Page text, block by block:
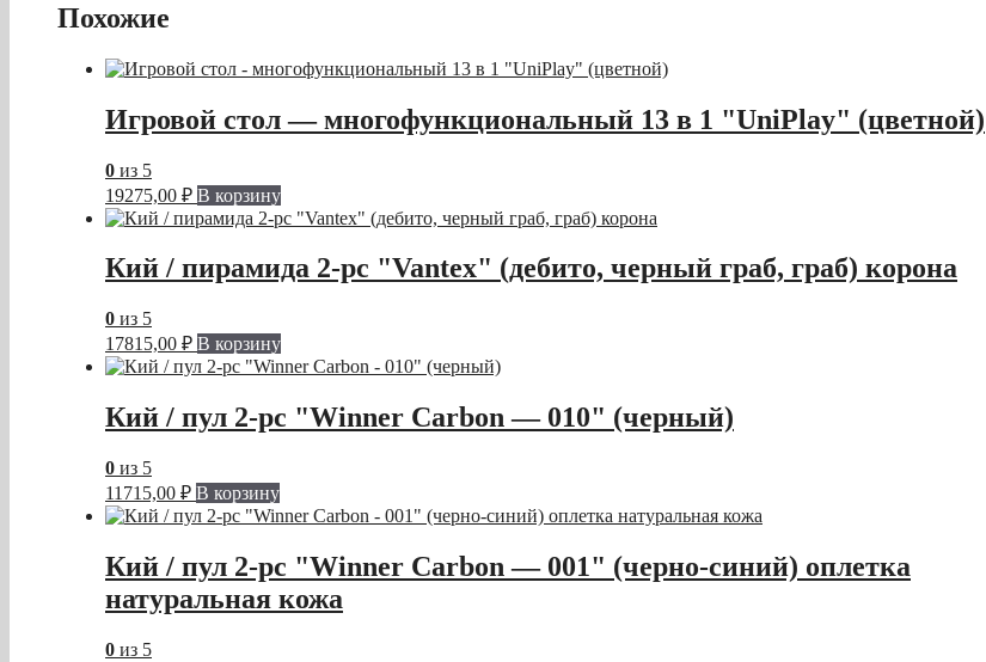
Похожие
Игровой стол — многофункциональный 13 в 1 "UniPlay" (цветной)
0 из 5
19275,00 ₽ В корзину
Кий / пирамида 2-pc "Vantex" (дебито, черный граб, граб) корона
0 из 5
17815,00 ₽ В корзину
Кий / пул 2-pc "Winner Carbon — 010" (черный)
0 из 5
11715,00 ₽ В корзину
Кий / пул 2-pc "Winner Carbon — 001" (черно-синий) оплетка
натуральная кожа
0 из 5